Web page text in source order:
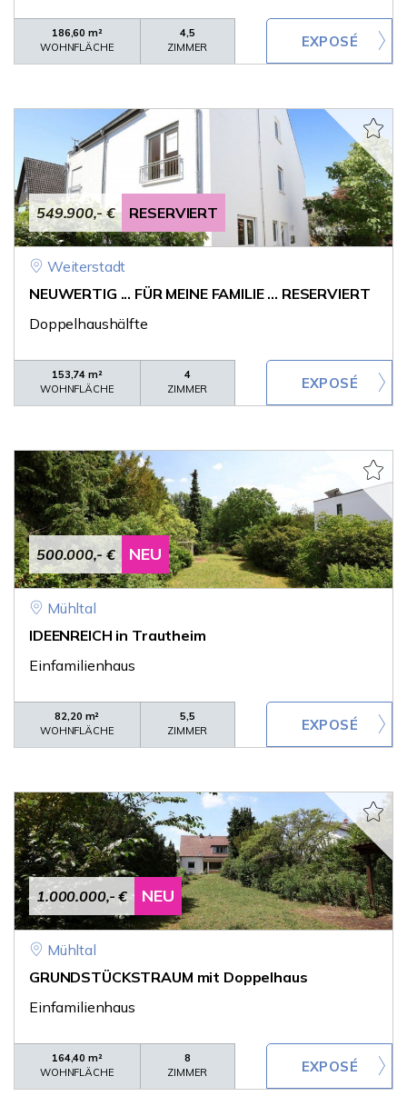
186,60 m²
WOHNFLÄCHE
4,5
ZIMMER
549.900,- € RESERVIERT
Weiterstadt
NEUWERTIG ... FÜR MEINE FAMILIE ... RESERVIERT
Doppelhaushälfte
153,74 m²
WOHNFLÄCHE
4
ZIMMER
500.000,- € NEU
Mühltal
IDEENREICH in Trautheim
Einfamilienhaus
82,20 m²
WOHNFLÄCHE
5,5
ZIMMER
1.000.000,- € NEU
Mühltal
GRUNDSTÜCKSTRAUM mit Doppelhaus
Einfamilienhaus
164,40 m²
WOHNFLÄCHE
8
ZIMMER